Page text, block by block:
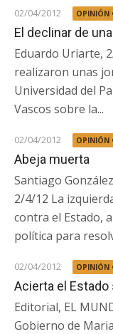
02/04/2012 OPINIÓN
El declinar de
Eduardo Uriarte,
realizaron unas
Universidad del
Vascos sobre la...
02/04/2012 OPINIÓN
Abeja muerta
Santiago
2/4/12 La
contra el Estado,
política para
02/04/2012 OPINIÓN
Acierta el
Editorial, EL
Gobierno de